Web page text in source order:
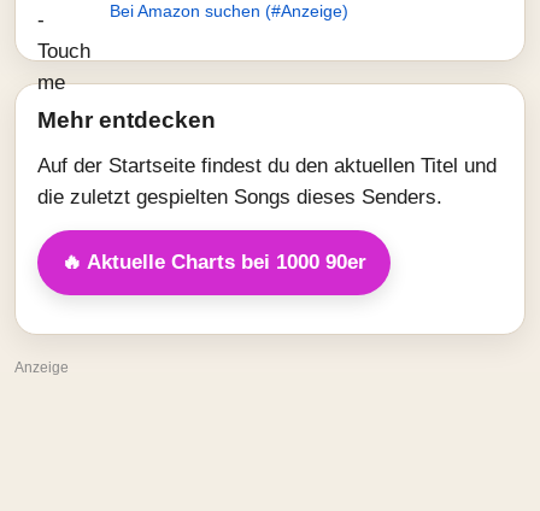
Bei Amazon suchen (#Anzeige)
Mehr entdecken
Auf der Startseite findest du den aktuellen Titel und
die zuletzt gespielten Songs dieses Senders.
🔥 Aktuelle Charts bei 1000 90er
Anzeige